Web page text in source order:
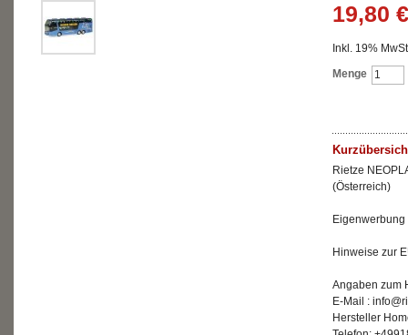
19,80 €
Inkl. 19%
Menge
Rietze
(Österreich)
Hinweise zur
Angaben zum
E-Mail :
Hersteller